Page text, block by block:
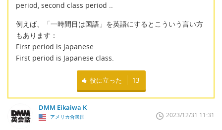
period, second class period ..
例えば、「一時間目は国語」を英語にするとこういう言い方
もあります：
First period is Japanese.
First period is Japanese class.
役に立った 13
DMM Eikaiwa K
アメリカ合衆国 2023/12/31 11:31